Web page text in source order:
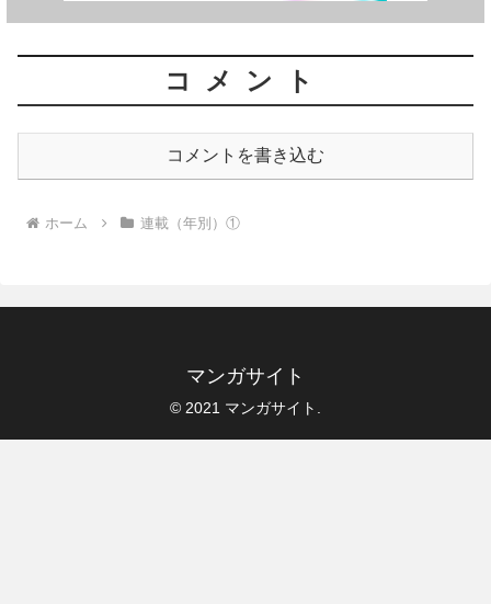
コメント
コメントを書き込む
ホーム 連載（年別）①
マンガサイト
© 2021 マンガサイト.